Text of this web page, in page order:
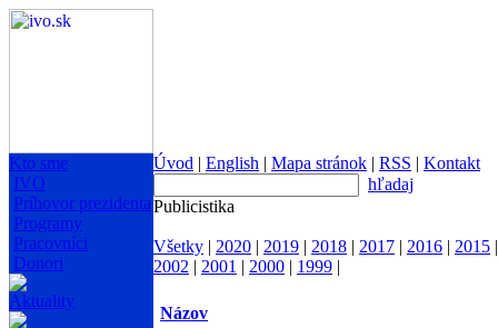
Kto sme
IVO
Príhovor prezidenta
Programy
Pracovníci
Donori
Aktuality
Úvod | English | Mapa stránok | RSS | Kontakt
hľadaj
Publicistika
Všetky | 2020 | 2019 | 2018 | 2017 | 2016 | 2015
2002 | 2001 | 2000 | 1999 |
Názov